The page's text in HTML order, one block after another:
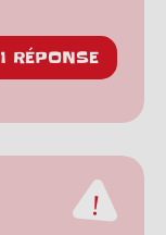
1 RÉPONSE